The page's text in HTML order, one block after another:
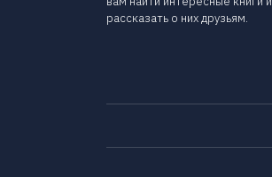
рассказать о них друзьям.